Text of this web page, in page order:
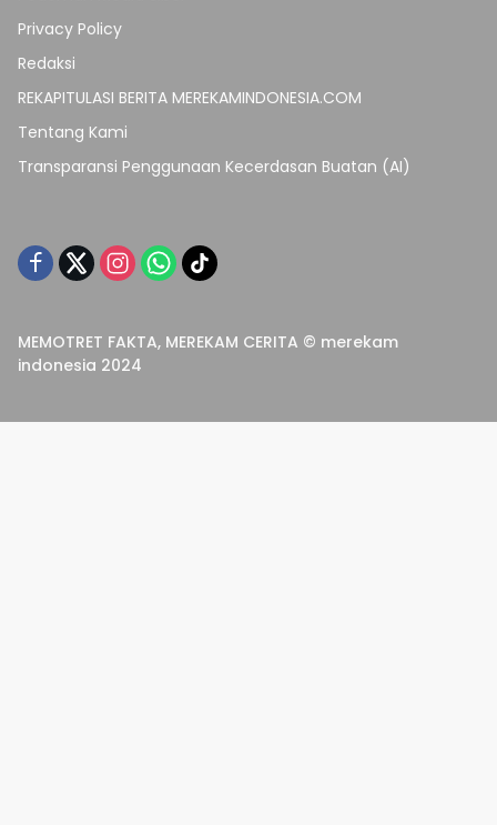
Privacy Policy
Redaksi
REKAPITULASI BERITA MEREKAMINDONESIA.COM
Tentang Kami
Transparansi Penggunaan Kecerdasan Buatan (AI)
MEMOTRET FAKTA, MEREKAM CERITA © merekam
indonesia 2024